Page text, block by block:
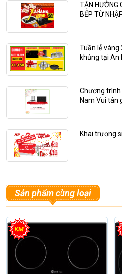
TẬN HƯỞNG
BẾP TỪ
Tuần lễ vàng
khủng tại An
Chương trình
Nam Vui tân
Khai trương
Sản phẩm cùng loại